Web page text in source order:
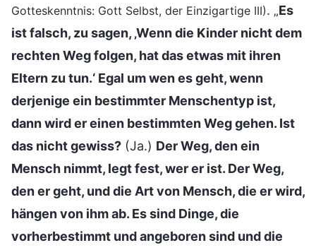
Gotteskenntnis: Gott Selbst, der Einzigartige III). „Es
ist falsch, zu sagen, ‚Wenn die Kinder nicht dem
rechten Weg folgen, hat das etwas mit ihren
Eltern zu tun.‘ Egal um wen es geht, wenn
derjenige ein bestimmter Menschentyp ist,
dann wird er einen bestimmten Weg gehen. Ist
das nicht gewiss? (Ja.) Der Weg, den ein
Mensch nimmt, legt fest, wer er ist. Der Weg,
den er geht, und die Art von Mensch, die er wird,
hängen von ihm ab. Es sind Dinge, die
vorherbestimmt und angeboren sind und die